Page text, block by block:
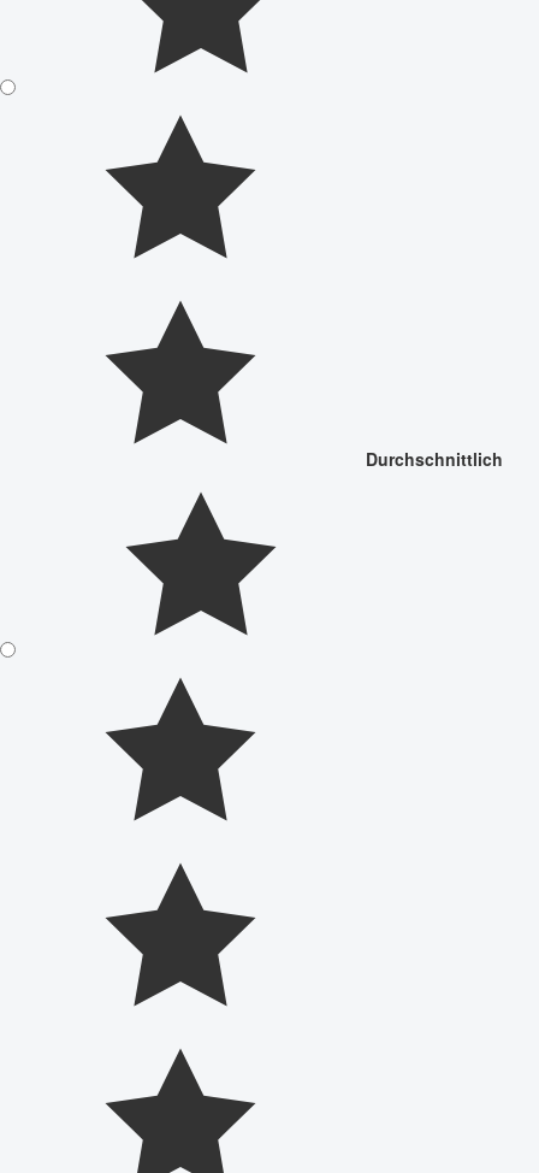
Durchschnittlich